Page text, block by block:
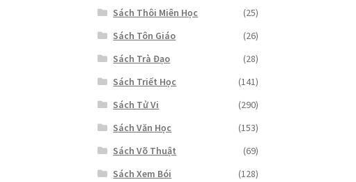
Sách Thôi Miên Học
(25)
Sách Tôn Giáo
(26)
Sách Trà Đạo
(28)
Sách Triết Học
(141)
Sách Tử Vi
(290)
Sách Văn Học
(153)
Sách Võ Thuật
(69)
Sách Xem Bói
(128)